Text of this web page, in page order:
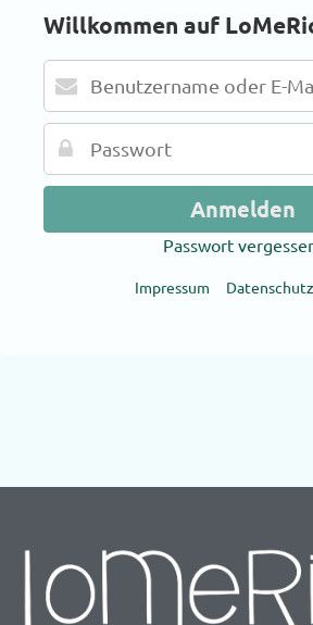
Willkommen auf
Passwort
Impressum